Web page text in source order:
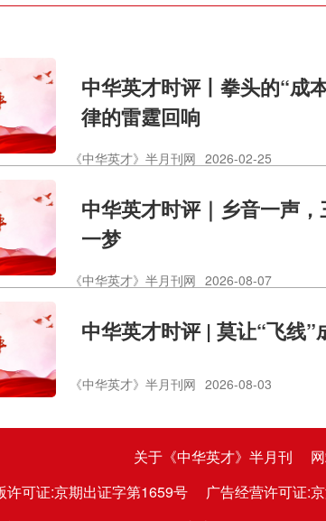
中华英才时评丨拳头的“成
律的雷霆回响
《中华英才》半月刊网 2026-02-25
中华英才时评｜乡音一声
一梦
《中华英才》半月刊网 2026-08-07
中华英才时评 | 莫让“飞线
《中华英才》半月刊网 2026-08-03
关于《中华英才》半月刊
许可证:京期出证字第1659号
广告经营许可证: